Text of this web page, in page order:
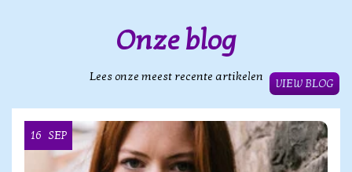
Onze blog
Lees onze meest recente artikelen
VIEW BLOG
16 SEP